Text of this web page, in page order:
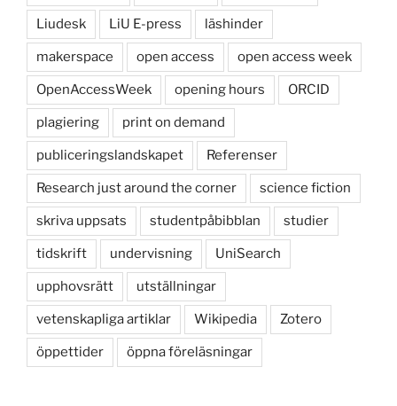
Liudesk LiU E-press läshinder
makerspace open access open access week
OpenAccessWeek opening hours ORCID
plagiering print on demand
publiceringslandskapet Referenser
Research just around the corner science fiction
skriva uppsats studentpåbibblan studier
tidskrift undervisning UniSearch
upphovsrätt utställningar
vetenskapliga artiklar Wikipedia Zotero
öppettider öppna föreläsningar